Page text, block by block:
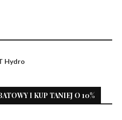
Hydro
I KUP TANIEJ O 10%